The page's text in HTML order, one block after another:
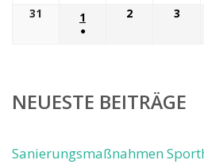
August
August
August
31
August
1
●
2 3
NEUESTE BEITRÄGE
Sanierungsmaßnahmen